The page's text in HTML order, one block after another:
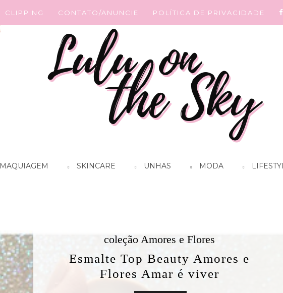
CLIPPING CONTATO/ANUNCIE POLÍTICA DE PRIVACIDADE
MAQUIAGEM SKINCARE UNHAS MODA
coleção Amores e Flores
Esmalte Top Beauty Amores e
Flores Amar é viver